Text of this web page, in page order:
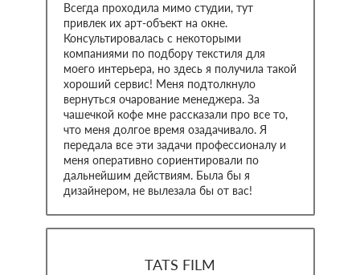
Всегда проходила мимо студии, тут
привлек их арт-объект на окне.
Консультировалась с некоторыми
компаниями по подбору текстиля для
моего интерьера, но здесь я получила такой
хороший сервис! Меня подтолкнуло
вернуться очарование менеджера. За
чашечкой кофе мне рассказали про все то,
что меня долгое время озадачивало. Я
передала все эти задачи профессионалу и
меня оперативно сориентировали по
дальнейшим действиям. Была бы я
дизайнером, не вылезала бы от вас!
TATS FILM